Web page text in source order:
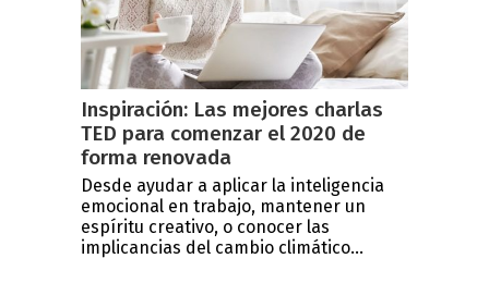
Inspiración: Las mejores charlas
TED para comenzar el 2020 de
forma renovada
Desde ayudar a aplicar la inteligencia
emocional en trabajo, mantener un
espíritu creativo, o conocer las
implicancias del cambio climático...